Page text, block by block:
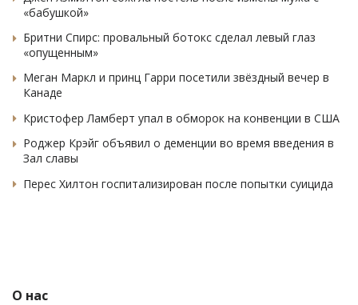
«бабушкой»
Бритни Спирс: провальный ботокс сделал левый глаз
«опущенным»
Меган Маркл и принц Гарри посетили звёздный вечер в
Канаде
Кристофер Ламберт упал в обморок на конвенции в США
Роджер Крэйг объявил о деменции во время введения в
Зал славы
Перес Хилтон госпитализирован после попытки суицида
О нас